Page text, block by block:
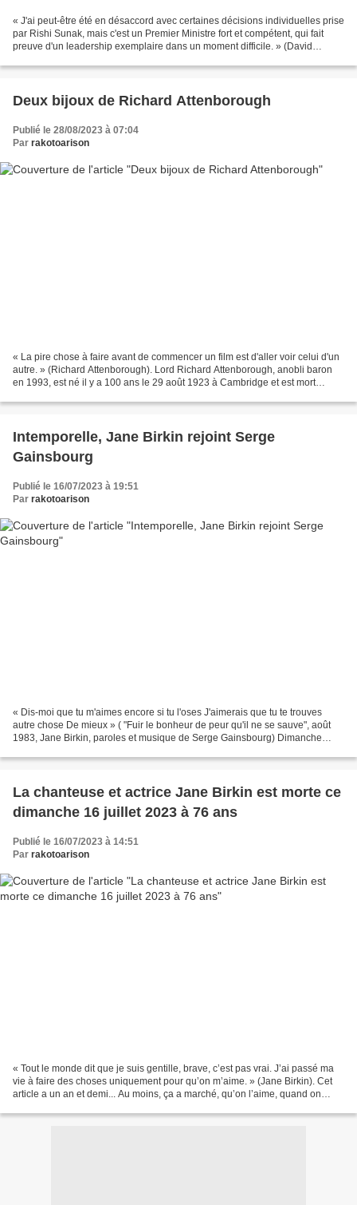
« J'ai peut-être été en désaccord avec certaines décisions individuelles prise
par Rishi Sunak, mais c'est un Premier Ministre fort et compétent, qui fait
preuve d'un leadership exemplaire dans un moment difficile. » (David
Deux bijoux de Richard Attenborough
Publié le 28/08/2023 à 07:04
Par rakotoarison
« La pire chose à faire avant de commencer un film est d'aller voir celui d'un
autre. » (Richard Attenborough). Lord Richard Attenborough, anobli baron
en 1993, est né il y a 100 ans le 29 août 1923 à Cambridge et est mort
Intemporelle, Jane Birkin rejoint Serge
Gainsbourg
Publié le 16/07/2023 à 19:51
Par rakotoarison
« Dis-moi que tu m'aimes encore si tu l'oses J'aimerais que tu te trouves
autre chose De mieux » ( "Fuir le bonheur de peur qu'il ne se sauve", août
1983, Jane Birkin, paroles et musique de Serge Gainsbourg) Dimanche
La chanteuse et actrice Jane Birkin est morte ce
dimanche 16 juillet 2023 à 76 ans
Publié le 16/07/2023 à 14:51
Par rakotoarison
« Tout le monde dit que je suis gentille, brave, c’est pas vrai. J’ai passé ma
vie à faire des choses uniquement pour qu’on m’aime. » (Jane Birkin). Cet
article a un an et demi... Au moins, ça a marché, qu’on l’aime, quand on